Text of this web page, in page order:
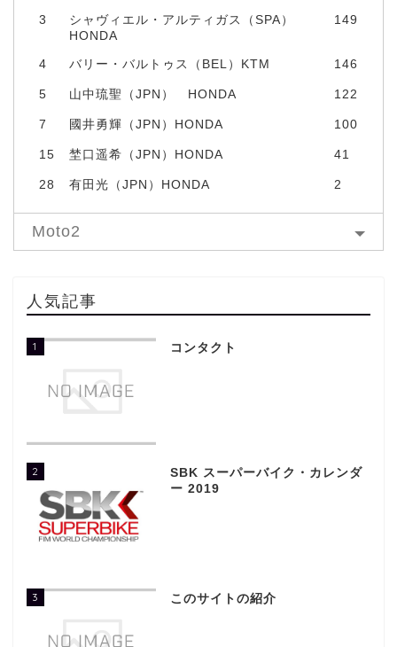
3
シャヴィエル・アルティガス（SPA）
HONDA
149
4 バリー・バルトゥス（BEL）KTM 146
5 山中琉聖（JPN） HONDA 122
7 國井勇輝（JPN）HONDA 100
15 埜口遥希（JPN）HONDA 41
28 有田光（JPN）HONDA 2
Moto2
人気記事
1 コンタクト
2
SBK スーパーバイク・カレンダ
ー 2019
3 このサイトの紹介